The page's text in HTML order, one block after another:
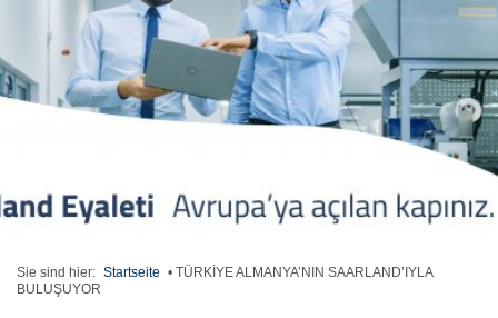
Sie sind hier: Startseite • TÜRKİYE ALMANYA’NIN SAARLAND’IYLA
BULUŞUYOR